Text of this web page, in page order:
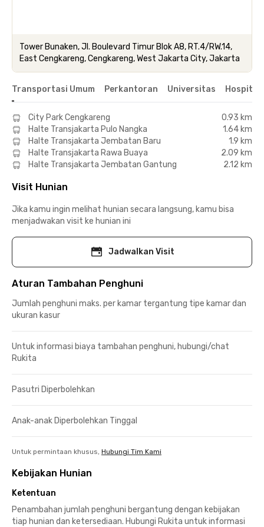
Tower Bunaken, Jl. Boulevard Timur Blok A8, RT.4/RW.14,
East Cengkareng, Cengkareng, West Jakarta City, Jakarta
Transportasi Umum Perkantoran Universitas Hospital
City Park Cengkareng
0.93 km
Halte Transjakarta Pulo Nangka
1.64 km
Halte Transjakarta Jembatan Baru
1.9 km
Halte Transjakarta Rawa Buaya
2.09 km
Halte Transjakarta Jembatan Gantung
2.12 km
Visit Hunian
Jika kamu ingin melihat hunian secara langsung, kamu bisa
menjadwakan visit ke hunian ini
Jadwalkan Visit
Aturan Tambahan Penghuni
Jumlah penghuni maks. per kamar tergantung tipe kamar dan
ukuran kasur
Untuk informasi biaya tambahan penghuni, hubungi/chat
Rukita
Pasutri Diperbolehkan
Anak-anak Diperbolehkan Tinggal
Untuk permintaan khusus, Hubungi Tim Kami
Kebijakan Hunian
Ketentuan
Penambahan jumlah penghuni bergantung dengan kebijakan
tiap hunian dan ketersediaan. Hubungi Rukita untuk informasi